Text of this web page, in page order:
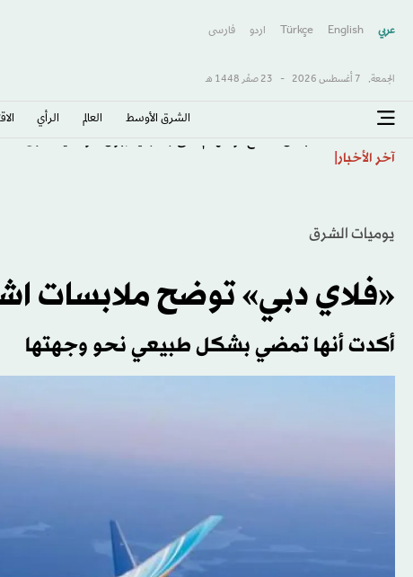
عربي English
Türkçe اردو فارسى
الجمعة, 7 أغسطس 2026 - 23 صفَر 1448 هـ
الشرق الأوسط​ العالم الرأي
آخر الأخبار
يوميات الشرق
«فلاي دبي» توضح ملابسات
أكدت أنها تمضي بشكل طبيعي نحو وجهتها